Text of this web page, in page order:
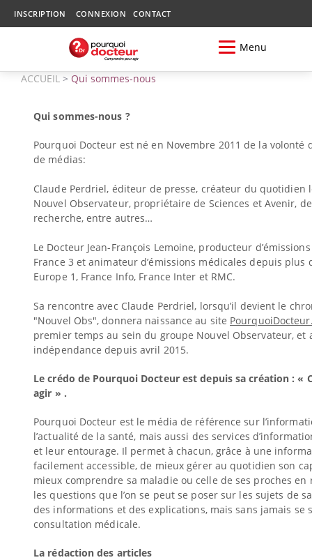
INSCRIPTION CONNEXION CONTACT
Menu
ACCUEIL > Qui sommes-nous
Qui sommes-nous ?
Pourquoi Docteur est né en Novembre 2011 de la volonté
de médias:
Claude Perdriel, éditeur de presse, créateur du quotidien
Nouvel Observateur, propriétaire de Sciences et Avenir,
recherche, entre autres…
Le Docteur Jean-François Lemoine, producteur
France 3 et animateur d’émissions médicales depuis plus
Europe 1, France Info, France Inter et RMC.
Sa rencontre avec Claude Perdriel, lorsqu’il devient le
"Nouvel Obs", donnera naissance au site
premier temps au sein du groupe Nouvel Observateur, et
indépendance depuis avril 2015.
Le crédo de Pourquoi Docteur est depuis sa création : «
agir » .
Pourquoi Docteur est le média de référence sur
l’actualité de la santé, mais aussi des services
et leur entourage. Il permet à chacun, grâce à une
facilement accessible, de mieux gérer au quotidien son
mieux comprendre sa maladie ou celle de ses proches
les questions que l’on se peut se poser sur les sujets de
des informations et des explications, mais sans jamais se
consultation médicale.
La rédaction des articles